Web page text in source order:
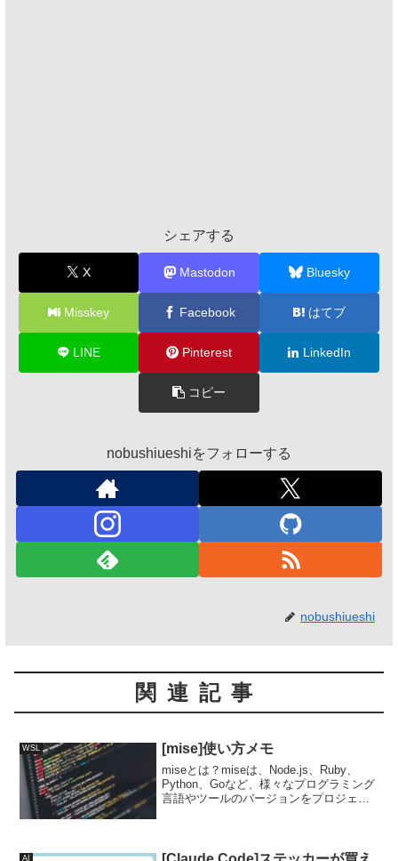
シェアする
X Mastodon Bluesky
Misskey Facebook はてブ
LINE Pinterest LinkedIn
コピー
nobushiueshiをフォローする
nobushiueshi
関連記事
WSL [mise]使い方メモ
miseとは？miseは、Node.js、Ruby、
Python、Goなど、様々なプログラミング
言語やツールのバージョンをプロジェク
AI